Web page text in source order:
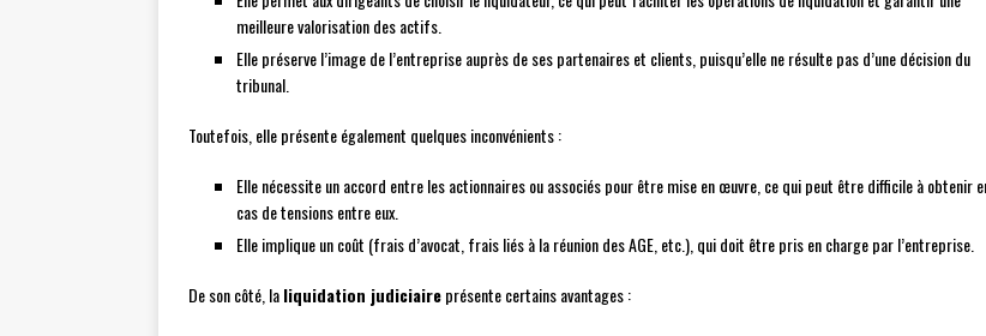
meilleure valorisation des actifs.
Elle préserve l’image de l’entreprise auprès de ses partenaires et clients, puisqu’elle ne résulte pas d’une décision du
tribunal.
Toutefois, elle présente également quelques inconvénients :
Elle nécessite un accord entre les actionnaires ou associés pour être mise en œuvre, ce qui peut être difficile à obtenir
cas de tensions entre eux.
Elle implique un coût (frais d’avocat, frais liés à la réunion des AGE, etc.), qui doit être pris en charge par l’entreprise.
De son côté, laliquidation judiciaireprésente certains avantages :